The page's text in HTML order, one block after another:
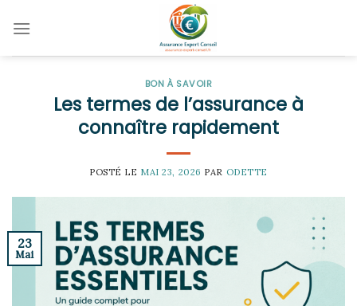
BON À SAVOIR
Les termes de l’assurance à
connaître rapidement
POSTÉ LE MAI 23, 2026 PAR ODETTE
23
Mai